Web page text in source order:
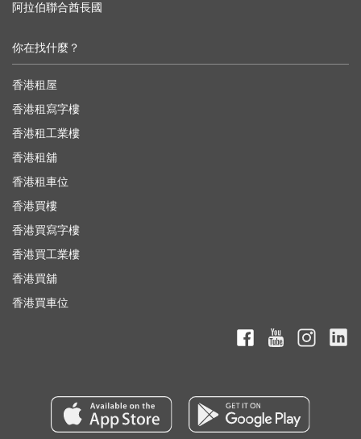
阿拉伯聯合酋長國
你在找什麼？
香港租屋
香港租寫字樓
香港租工業樓
香港租舖
香港租車位
香港買樓
香港買寫字樓
香港買工業樓
香港買舖
香港買車位